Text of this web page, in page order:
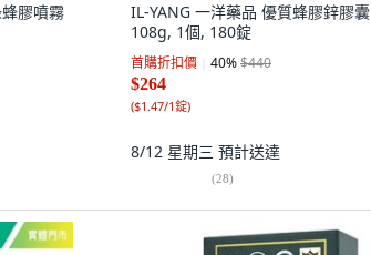
膠噴霧
IL-YANG 一洋藥品 優質蜂膠鋅膠囊
108g, 1個, 180錠
首購折扣價 40%$440
$264
($1.47/1錠)
8/12 星期三 預計送達
(28)